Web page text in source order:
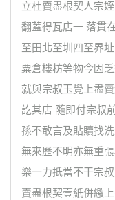
立杜賣盡根契人宗
翻蓋得瓦店一 落貫
至田北至圳四至界
粟倉樓枋等物今因
就與宗叔玉覺上盡
訖其店 隨即付宗叔
孫不敢言及貼贖找
無來歷不明亦無重
樂一力抵當不干宗
賣盡根契壹紙併繳